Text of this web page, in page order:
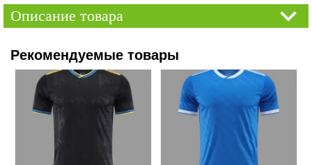
Описание товара
Рекомендуемые товары